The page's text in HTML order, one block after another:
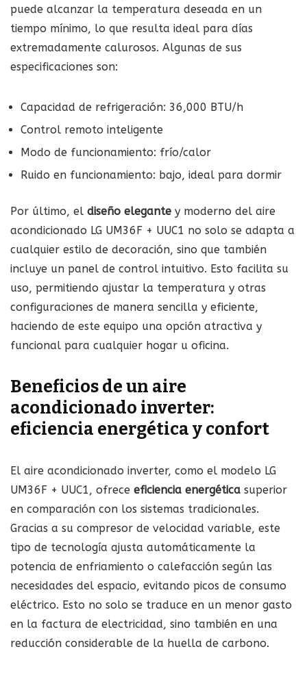
puede alcanzar la temperatura deseada en un
tiempo mínimo, lo que resulta ideal para días
extremadamente calurosos. Algunas de sus
especificaciones son:
Capacidad de refrigeración: 36,000 BTU/h
Control remoto inteligente
Modo de funcionamiento: frío/calor
Ruido en funcionamiento: bajo, ideal para dormir
Por último, el diseño elegante y moderno del aire
acondicionado LG UM36F + UUC1 no solo se adapta a
cualquier estilo de decoración, sino que también
incluye un panel de control intuitivo. Esto facilita su
uso, permitiendo ajustar la temperatura y otras
configuraciones de manera sencilla y eficiente,
haciendo de este equipo una opción atractiva y
funcional para cualquier hogar u oficina.
Beneficios de un aire
acondicionado inverter:
eficiencia energética y confort
El aire acondicionado inverter, como el modelo LG
UM36F + UUC1, ofrece eficiencia energética superior
en comparación con los sistemas tradicionales.
Gracias a su compresor de velocidad variable, este
tipo de tecnología ajusta automáticamente la
potencia de enfriamiento o calefacción según las
necesidades del espacio, evitando picos de consumo
eléctrico. Esto no solo se traduce en un menor gasto
en la factura de electricidad, sino también en una
reducción considerable de la huella de carbono.